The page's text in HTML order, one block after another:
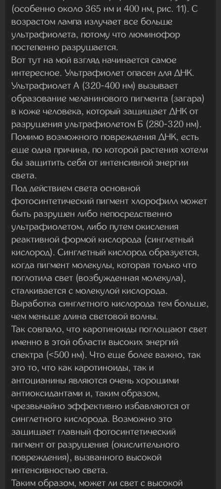
(особенно около 365 нм и 400 нм, рис. 11). С
возрастом лампа излучает все больше
ультрафиолета, потому что люминофор
постепенно разрушается.
Вот тут на мой взгляд начинается самое
интересное. Ультрафиолет опасен для ДНК.
Ультрафиолет А (320-400 нм) вызывает
образование меланинового пигмента (загара)
в коже человека, который защищает ДНК от
разрушения ультрафиолетом Б (280-320 нм).
Помимо возможного повреждения ДНК, есть
еще одна причина, по которой растения хотели
бы защитить себя от интенсивной энергии
света.
Под действием света основной
фотосинтетический пигмент хлорофилл может
быть разрушен либо непосредственно
ультрафиолетом, либо путем окисления
реактивной формой кислорода (синглетный
кислород). Синглетный кислород образуется,
когда пигмент молекулы, которая только что
поглотила свет (возбужденная молекула),
сталкивается с молекулой кислорода.
Выработка синглетного кислорода тем больше,
чем меньше длина световой волны.
Так совпало, что каротиноиды поглощают свет
именно в этой области высоких энергий
спектра (<500 нм). Что еще более важно, так
это то, что как каротиноиды, так и
антоцианины являются очень хорошими
антиоксидантами и, таким образом,
чрезвычайно эффективно избавляются от
синглетного кислорода. Возможно это
защищает главный фотосинтетический
пигмент от разрушения (окислительного
повреждения), вызванного высокой
интенсивностью света.
Таким образом, может ли свет с высокой